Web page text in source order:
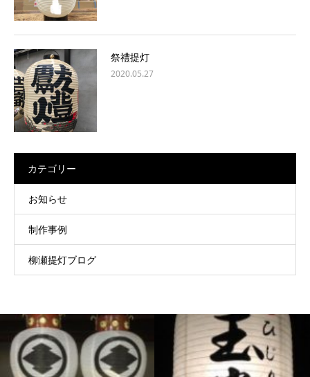
祭禮提灯
2020.05.27
カテゴリー
お知らせ
制作事例
柳瀬提灯ブログ